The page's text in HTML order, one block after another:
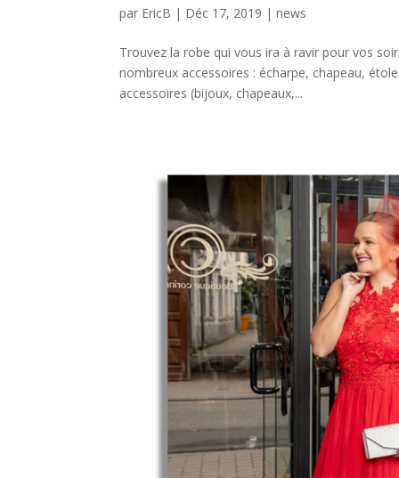
par EricB | Déc 17, 2019 |news
Trouvez la robe qui vous ira à ravir pour vos
nombreux accessoires : écharpe, chapeau,
accessoires (bijoux, chapeaux,...